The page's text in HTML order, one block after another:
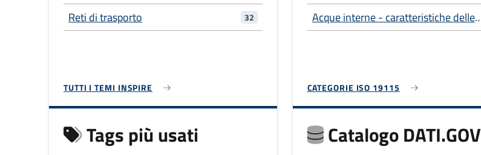
Reti di trasporto 32
TUTTI I TEMI INSPIRE
Acque interne - caratteristiche delle
acque interne, sistemi di drenaggio e
CATEGORIE ISO 19115
Tags più usati Catalogo DATI.GOV